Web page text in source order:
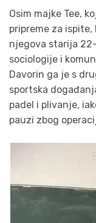
Osim majke Tee,
pripreme za
njegova starija
sociologije i
Davorin ga je s
sportska
padel i plivanje,
pauzi zbog